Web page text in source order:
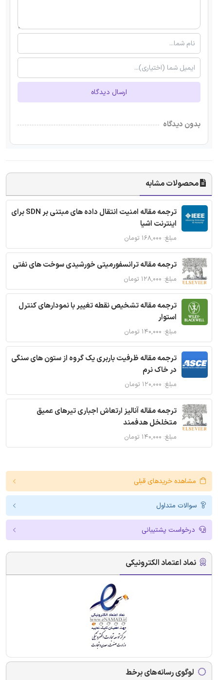
ارسال دیدگاه
بدون دیدگاه
محصولات مشابه
ترجمه مقاله امنیت انتقال داده های مبتنی بر SDN برای
اینترنت اشیا
مبلغ: ۱۶۸,۰۰۰ تومان
ترجمه مقاله ترانسفورمیتی خورشیدی سوخت های نفتی
مبلغ: ۱۲۸,۰۰۰ تومان
ترجمه مقاله تشخیص نقطه تغییر با نمودارهای کنترل
استوار
مبلغ: ۱۴۰,۰۰۰ تومان
ترجمه مقاله ظرفیت باربری یک گروه از ستون های سنگی
در خاک نرم
مبلغ: ۱۲۰,۰۰۰ تومان
ترجمه مقاله آنالیز ارتعاش اجباری تیرهای عمیق
متخلخل هدفمند
مبلغ: ۱۴۰,۰۰۰ تومان
مشاهده خریدهای قبلی
سوالات متداول
درخواست پشتیبانی
نماد اعتماد الکترونیکی
لوگوی رسانه‌های برخط